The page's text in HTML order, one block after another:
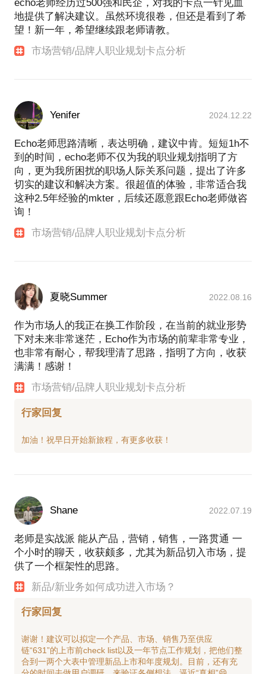
echo老师经历过500强和民企，对我的卡点一针见血
地提供了解决建议。虽然环境很卷，但还是看到了希
望！新一年，希望继续跟老师请教。
市场营销/品牌人职业规划卡点分析
Yenifer 2024.12.22
Echo老师思路清晰，表达明确，建议中肯。短短1h不
到的时间，echo老师不仅为我的职业规划指明了方
向，更为我所困扰的职场人际关系问题，提出了许多
切实的建议和解决方案。很超值的体验，非常适合我
这种2.5年经验的mkter，后续还愿意跟Echo老师做咨
询！
市场营销/品牌人职业规划卡点分析
夏晓Summer 2022.08.16
作为市场人的我正在换工作阶段，在当前的就业形势
下对未来非常迷茫，Echo作为市场的前辈非常专业，
也非常有耐心，帮我理清了思路，指明了方向，收获
满满！感谢！
市场营销/品牌人职业规划卡点分析
行家回复
Shane 2022.07.19
老师是实战派 能从产品，营销，销售，一路贯通 一
个小时的聊天，收获颇多，尤其为新品切入市场，提
供了一个框架性的思路。
新品/新业务如何成功进入市场？
行家回复
谢谢！建议可以拟定一个产品、市场、销售乃至供应
链“631”的上市前check list以及一年节点工作规划，把他们整
合到一两个大表中管理新品上市和年度规划。目前，还有充